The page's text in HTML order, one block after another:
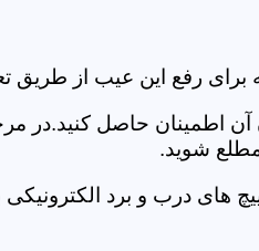
رفع این عیب از طریق
آن اطمینان حاصل کنید.در
شوید.
های درب و برد